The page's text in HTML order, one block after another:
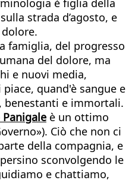
è figlia della
strada d’agosto, e
famiglia, del progresso
del dolore, ma
e nuovi media,
quand'è sangue e
benestanti e immortali.
è un ottimo
Ciò che non ci
della compagnia, e
sconvolgendo le
e chattiamo,